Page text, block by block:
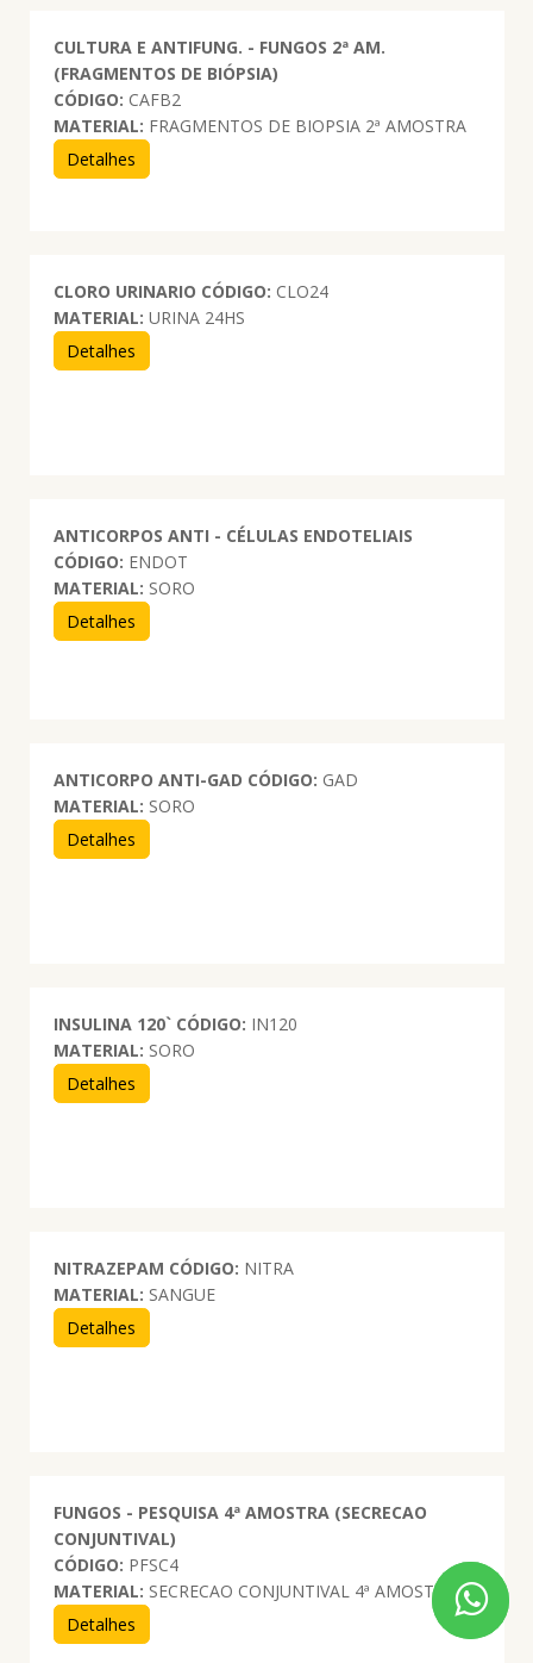
CULTURA E ANTIFUNG. - FUNGOS 2ª AM.
(FRAGMENTOS DE BIÓPSIA)
CÓDIGO: CAFB2
MATERIAL: FRAGMENTOS DE BIOPSIA 2ª AMOSTRA
Detalhes
CLORO URINARIO CÓDIGO: CLO24
MATERIAL: URINA 24HS
Detalhes
ANTICORPOS ANTI - CÉLULAS ENDOTELIAIS
CÓDIGO: ENDOT
MATERIAL: SORO
Detalhes
ANTICORPO ANTI-GAD CÓDIGO: GAD
MATERIAL: SORO
Detalhes
INSULINA 120` CÓDIGO: IN120
MATERIAL: SORO
Detalhes
NITRAZEPAM CÓDIGO: NITRA
MATERIAL: SANGUE
Detalhes
FUNGOS - PESQUISA 4ª AMOSTRA (SECRECAO
CONJUNTIVAL)
CÓDIGO: PFSC4
MATERIAL: SECRECAO CONJUNTIVAL 4ª AMOSTRA
Detalhes